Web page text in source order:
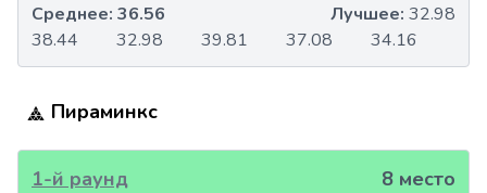
38.44 32.98 39.81 37.08 34.16
Среднее: 36.56 Лучшее: 32.98
Пираминкс
1-й раунд 8 место